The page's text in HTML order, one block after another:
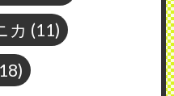
カ (11)